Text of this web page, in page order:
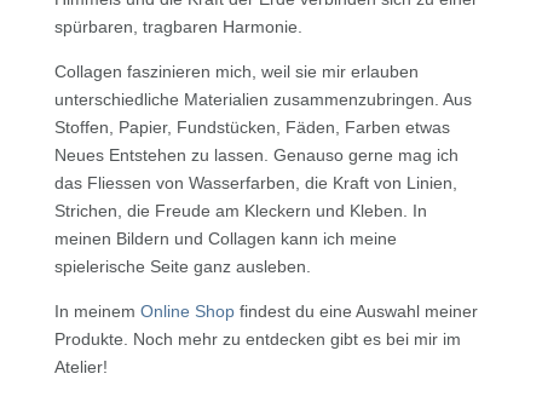
spürbaren, tragbaren Harmonie.
Collagen faszinieren mich, weil sie mir erlauben
unterschiedliche Materialien zusammenzubringen. Aus
Stoffen, Papier, Fundstücken, Fäden, Farben etwas
Neues Entstehen zu lassen. Genauso gerne mag ich
das Fliessen von Wasserfarben, die Kraft von Linien,
Strichen, die Freude am Kleckern und Kleben. In
meinen Bildern und Collagen kann ich meine
spielerische Seite ganz ausleben.
In meinem Online Shopfindest du eine Auswahl meiner
Produkte. Noch mehr zu entdecken gibt es bei mir im
Atelier!